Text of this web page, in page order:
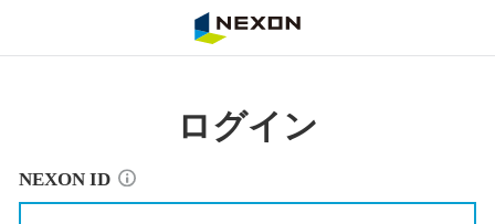
ログイン
NEXON ID